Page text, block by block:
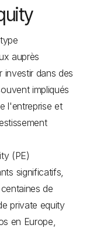
auprès
investir dans des
impliqués
l'entreprise et
(PE)
significatifs,
de
private equity
en Europe,